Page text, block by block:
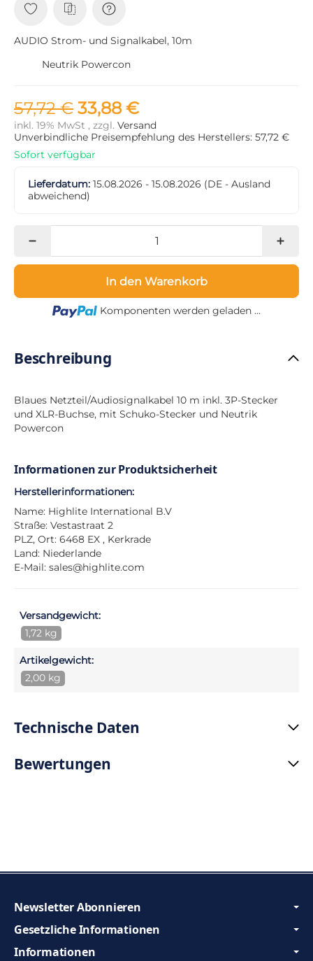
AUDIO Strom- und Signalkabel, 10m
Neutrik Powercon
57,72 € 33,88 €
inkl. 19% MwSt , zzgl. Versand
Unverbindliche Preisempfehlung des Herstellers: 57,72 €
Sofort verfügbar
Lieferdatum: 15.08.2026 - 15.08.2026 (DE - Ausland
abweichend)
In den Warenkorb
Loading...
Komponenten werden geladen ...
Beschreibung
Blaues Netzteil/Audiosignalkabel 10 m inkl. 3P-Stecker
und XLR-Buchse, mit Schuko-Stecker und Neutrik
Powercon
Informationen zur Produktsicherheit
Herstellerinformationen:
Name: Highlite International B.V
Straße: Vestastraat 2
PLZ, Ort: 6468 EX , Kerkrade
Land: Niederlande
E-Mail: sales@highlite.com
Versandgewicht:
1,72 kg
Artikelgewicht:
2,00 kg
Technische Daten
Bewertungen
Gesetzliche Informationen
Informationen
Newsletter Abonnieren